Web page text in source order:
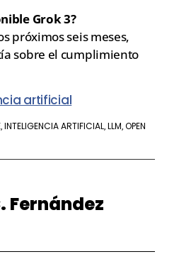
Grok 3?
próximos seis meses,
sobre el cumplimiento
artificial
,INTELIGENCIA ARTIFICIAL,LLM,OPEN
Fernández